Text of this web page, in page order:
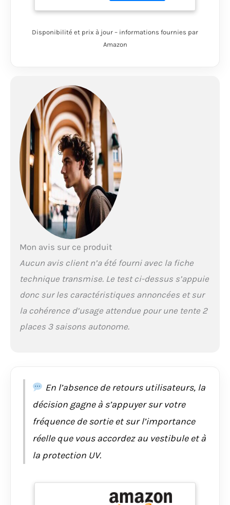
y a un trou de poêle
bois ou une petite
cuisine de camping
dans votre tente.
Permet de rester au
chaud en camping en
hiver. [Robuste et
durable] La couche
extérieure de cette
tente est en tissu
enduit de silicone
en tissu en nylon 70D.
est PU2000mm+,
UPF50+. Les poteaux
sol sont fabriqués en
alliage d'aluminium
7001, qui n'est pas
facile à casser et ne
résister à des vents
forts de 24
mètres/seconde.
bidirectionnelle] Il y a
des portes à l'avant et
dispose également de
deux portes, dont l'une
Disponibilité et prix à jour – informations fournies par
Amazon
Mon avis sur ce produit
Aucun avis client n’a été fourni avec la fiche
technique transmise. Le test ci-dessus s’appuie
donc sur les caractéristiques annoncées et sur
la cohérence d’usage attendue pour une tente 2
places 3 saisons autonome.
En l’absence de retours utilisateurs, la
décision gagne à s’appuyer sur votre
fréquence de sortie et sur l’importance
réelle que vous accordez au vestibule et à
la protection UV.